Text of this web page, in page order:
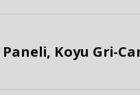
Paneli, Koyu Gri-